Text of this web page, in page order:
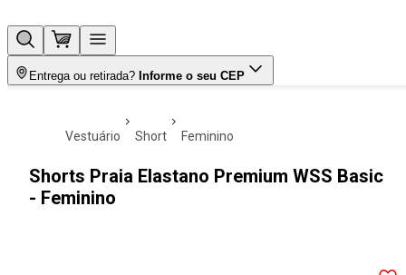
Entrega ou retirada? Informe o seu CEP
vestuário short feminino
Shorts Praia Elastano Premium WSS Basic
- Feminino